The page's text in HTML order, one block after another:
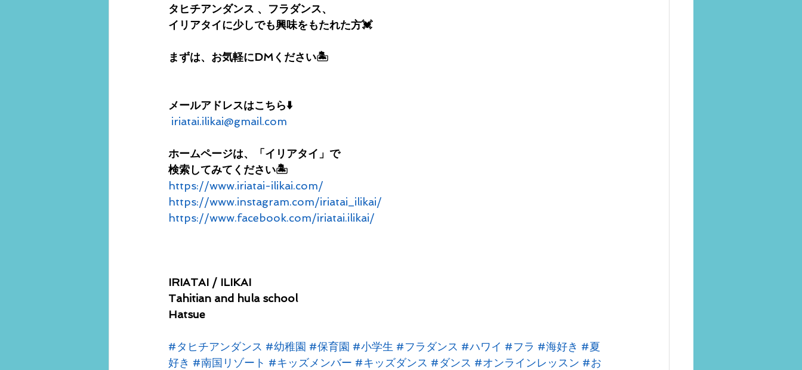
タヒチアンダンス 、フラダンス、
イリアタイに少しでも興味をもたれた方💓
まずは、お気軽にDMください🏝
メールアドレスはこちら⬇️
iriatai.ilikai@gmail.com
ホームページは、「イリアタイ」で
検索してみてください🏝
https://www.iriatai-ilikai.com/
https://www.instagram.com/iriatai_ilikai/
https://www.facebook.com/iriatai.ilikai/
IRIATAI / ILIKAI
Tahitian and hula school
Hatsue
#タヒチアンダンス #幼稚園 #保育園 #小学生 #フラダンス #ハワイ #フラ #海好き #夏
好き #南国リゾート #キッズメンバー #キッズダンス #ダンス #オンラインレッスン #お